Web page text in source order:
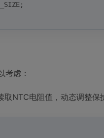
考虑：
取NTC电阻值，动态调整保